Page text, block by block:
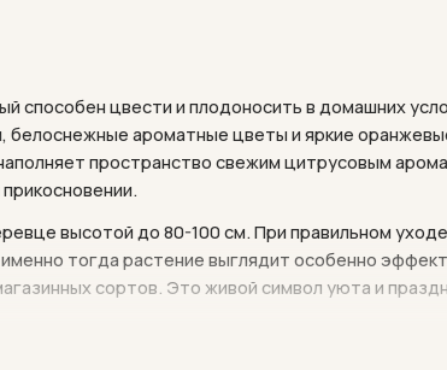
способен цвести и плодоносить в домашних
белоснежные ароматные цветы и яркие
пространство свежим цитрусовым
высотой до 80-100 см. При правильном уходе
тогда растение выглядит особенно
сортов. Это живой символ уюта и
полива и прохладной зимовки для